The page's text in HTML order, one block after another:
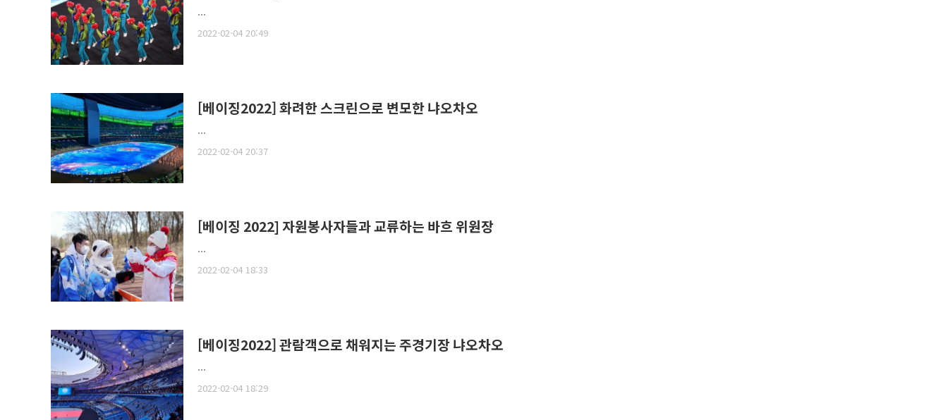
...
2022-02-04 20:49
[베이징2022] 화려한 스크린으로 변모한 냐오차오
...
2022-02-04 20:37
[베이징 2022] 자원봉사자들과 교류하는 바흐 위원장
...
2022-02-04 18:33
[베이징2022] 관람객으로 채워지는 주경기장 냐오차오
...
2022-02-04 18:29